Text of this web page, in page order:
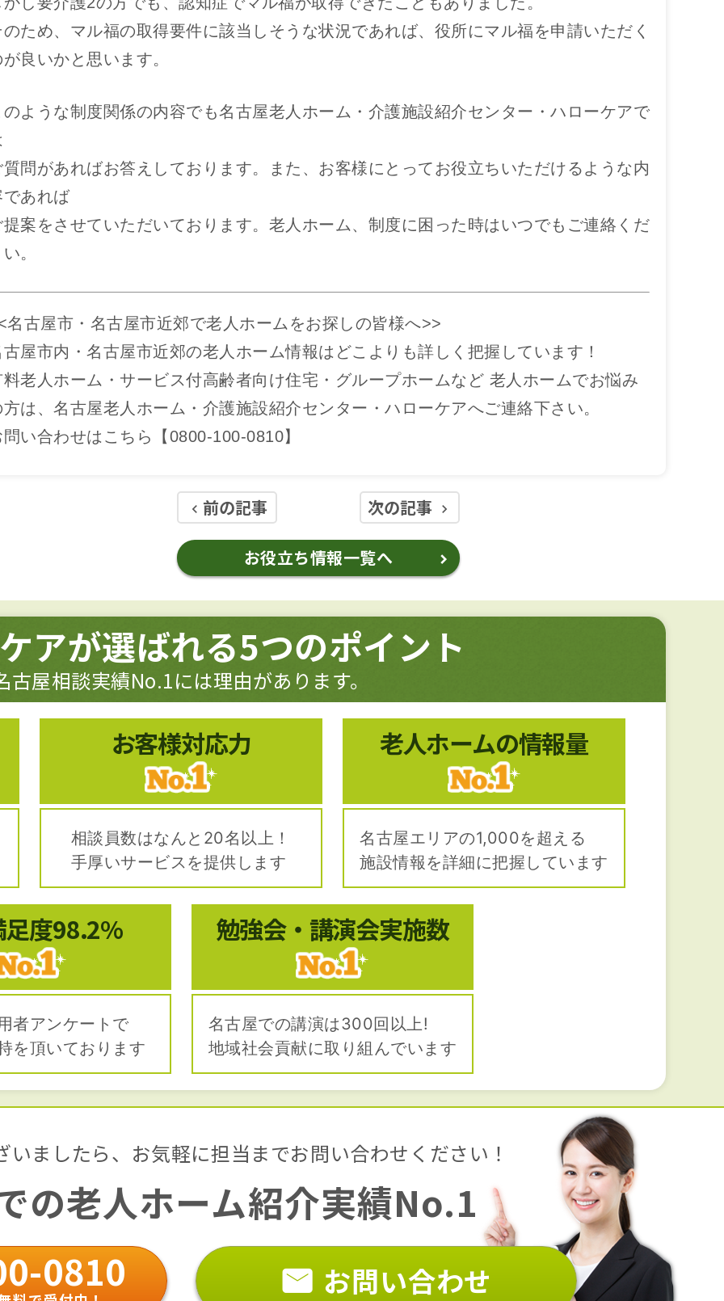
のため、マル福の取得要件に該当しそうな状況であれば、役所にマル福を申請いただく
良いかと思います。
のような制度関係の内容でも名古屋老人ホーム・介護施設紹介センター・ハローケアで
質問があればお答えしております。また、お客様にとってお役立ちいただけるような内
であれば
提案をさせていただいております。老人ホーム、制度に困った時はいつでもご連絡くだ
。
名古屋市・名古屋市近郊で老人ホームをお探しの皆様へ>>
古屋市内・名古屋市近郊の老人ホーム情報はどこよりも詳しく把握しています！
料老人ホーム・サービス付高齢者向け住宅・グループホームなど 老人ホームでお悩み
方は、名古屋老人ホーム・介護施設紹介センター・ハローケアへご連絡下さい。
問い合わせはこちら【0800-100-0810】
keyboard_arrow_left 前の記事 次の記事 keyboard_arrow_right
お役立ち情報一覧へ
アが選ばれる5つのポイント
古屋相談実績No.1には理由があります。
お客様対応力
相談員数はなんと20名以上！
手厚いサービスを提供します
老人ホームの情報量
名古屋エリアの1,000を超える
施設情報を詳細に把握しています
度98.2%
者アンケートで
を頂いております
勉強会・講演会実施数
名古屋での講演は300回以上!
地域社会貢献に取り組んでいます
ましたら、 お気軽に担当までお問い合わせください！
の老人ホーム紹介実績No.1
0810 お問い合わせ